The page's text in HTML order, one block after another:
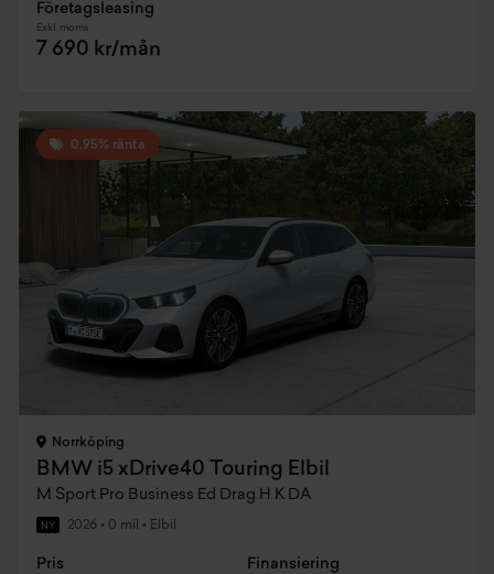
Företagsleasing
Exkl. moms
7 690 kr/mån
0,95% ränta
Norrköping
BMW i5 xDrive40 Touring Elbil
M Sport Pro Business Ed Drag H K DA
NY 2026 • 0 mil • Elbil
Pris Finansiering